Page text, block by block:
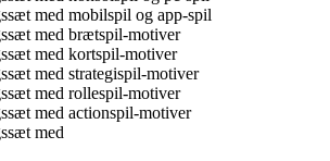
med mobilspil og app-spil
med brætspil-motiver
med kortspil-motiver
med strategispil-motiver
med rollespil-motiver
med actionspil-motiver
med